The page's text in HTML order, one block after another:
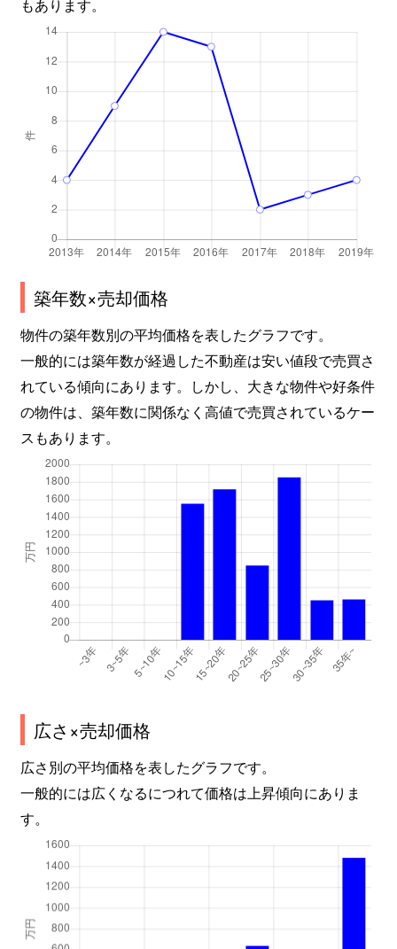
築年数×売却価格
物件の築年数別の平均価格を表したグラフです。
一般的には築年数が経過した不動産は安い値段で売買さ
れている傾向にあります。しかし、大きな物件や好条件
の物件は、築年数に関係なく高値で売買されているケー
スもあります。
広さ×売却価格
広さ別の平均価格を表したグラフです。
一般的には広くなるにつれて価格は上昇傾向にありま
す。